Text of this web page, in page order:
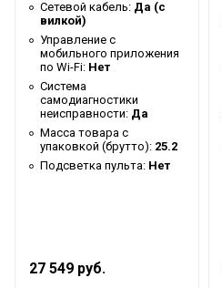
Диаметр воздуховода для
вывода горячего воздуха
Бренд
Макс. потребляемая
мощность
Макс.
производительность
Гарантийный срок
Сетевой кабель: Да (с
вилкой)
Управление c
мобильного приложения
по Wi-Fi: Нет
Система
самодиагностики
неисправности: Да
Масса товара с
упаковкой (брутто): 25.2
Подсветка пульта: Нет
27 549 руб.